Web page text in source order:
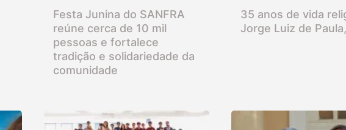
Festa Junina do SANFRA
reúne cerca de 10 mil
pessoas e fortalece
tradição e solidariedade da
comunidade
35 anos de vida
Jorge Luiz de